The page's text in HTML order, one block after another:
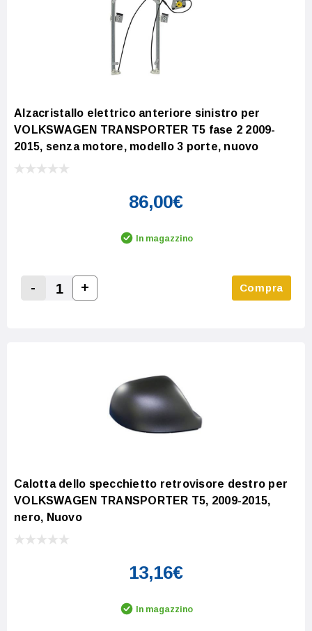
Alzacristallo elettrico anteriore sinistro per
VOLKSWAGEN TRANSPORTER T5 fase 2 2009-
2015, senza motore, modello 3 porte, nuovo
86,00€
In magazzino
Decrease Quantity:
-
Increase Quantity:
+ Compra
Calotta dello specchietto retrovisore destro per
VOLKSWAGEN TRANSPORTER T5, 2009-2015,
nero, Nuovo
13,16€
In magazzino